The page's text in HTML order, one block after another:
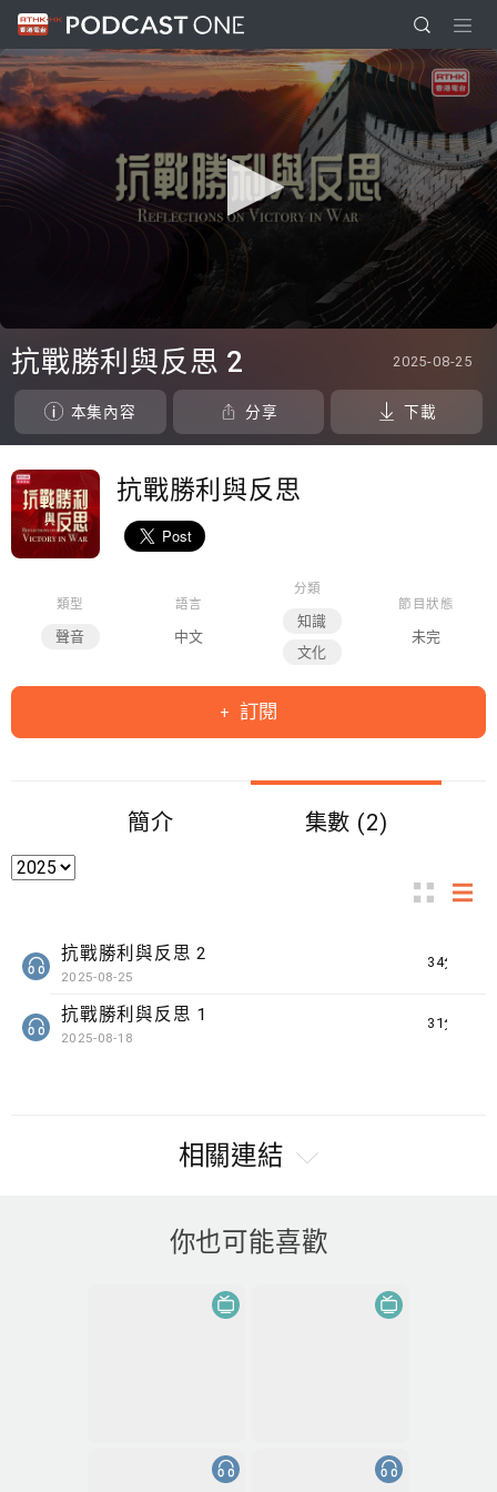
seconds
of
34
minutes,
21
seconds
抗戰勝利與反思 2 2025-08-25
本集內容 分享 下載
抗戰勝利與反思
類型
聲音
語言
中文
分類
知識
文化
節目狀態
未完
訂閱
簡介 集數 (2)
34分鐘
抗戰勝利與反思 2
2025-08-25
31分鐘
抗戰勝利與反思 1
2025-08-18
相關連結
你也可能喜歡